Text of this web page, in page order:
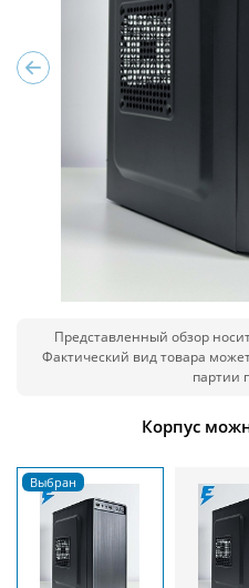
Представленный обзор
Фактический вид товара
партии
Корпус